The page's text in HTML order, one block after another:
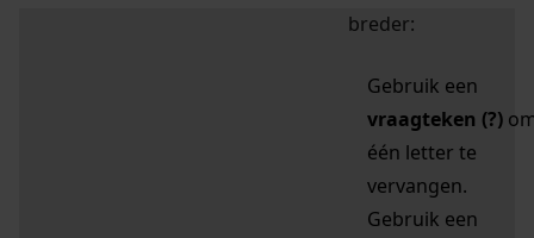
breder:
Gebruik een
vraagteken (?)
één letter te
vervangen.
Gebruik een